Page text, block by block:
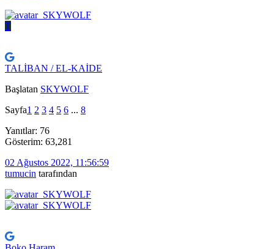
T
TALİBAN / EL-KAİDE
Başlatan SKYWOLF
Sayfa1 2 3 4 5 6 ... 8
Yanıtlar: 76
Gösterim: 63,281
02 Ağustos 2022, 11:56:59
tumucin tarafından